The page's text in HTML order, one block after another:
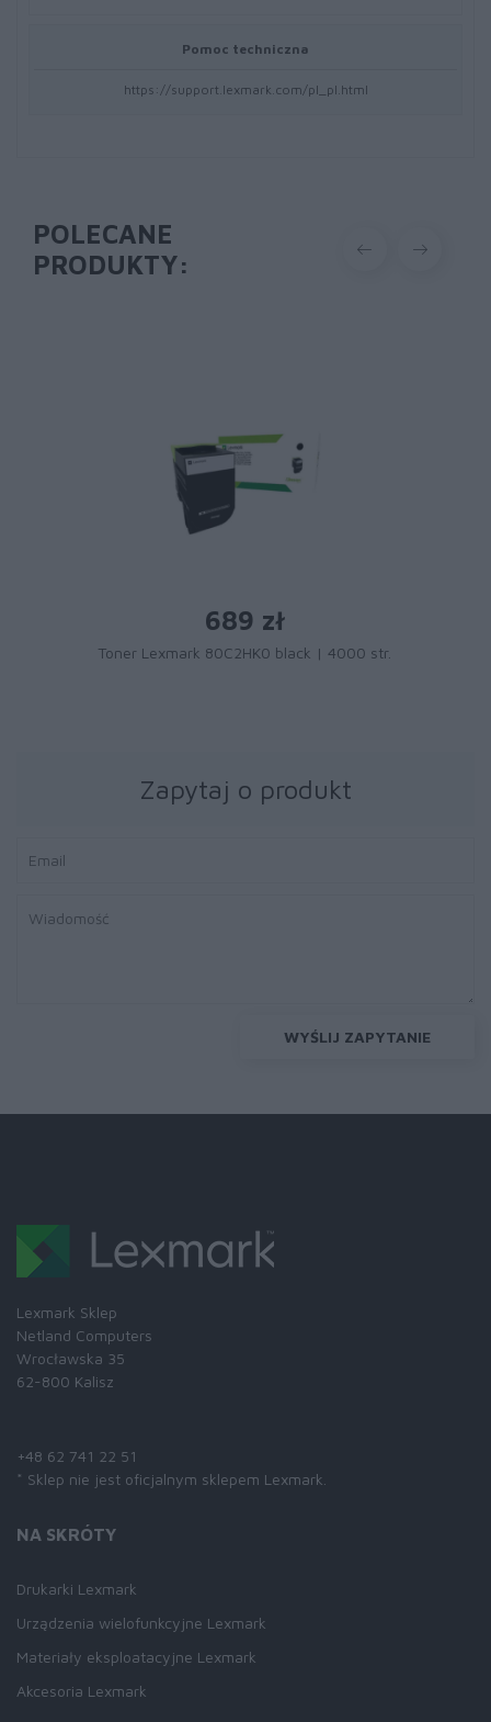
Pomoc techniczna
https://support.lexmark.com/pl_pl.html
POLECANE
PRODUKTY:
689 zł
Toner Lexmark 80C2HK0 black | 4000 str.
Zapytaj o produkt
WYŚLIJ ZAPYTANIE
Lexmark Sklep
Netland Computers
Wrocławska 35
62-800 Kalisz
+48 62 741 22 51
* Sklep nie jest oficjalnym sklepem Lexmark.
NA SKRÓTY
Drukarki Lexmark
Urządzenia wielofunkcyjne Lexmark
Materiały eksploatacyjne Lexmark
Akcesoria Lexmark